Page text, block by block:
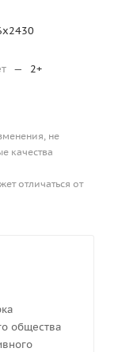
— 2+
не
качества
отличаться от
общества